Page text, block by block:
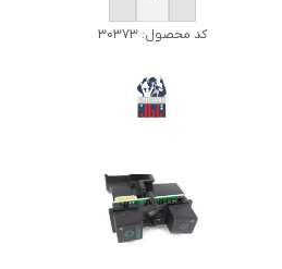
کد محصول:30373